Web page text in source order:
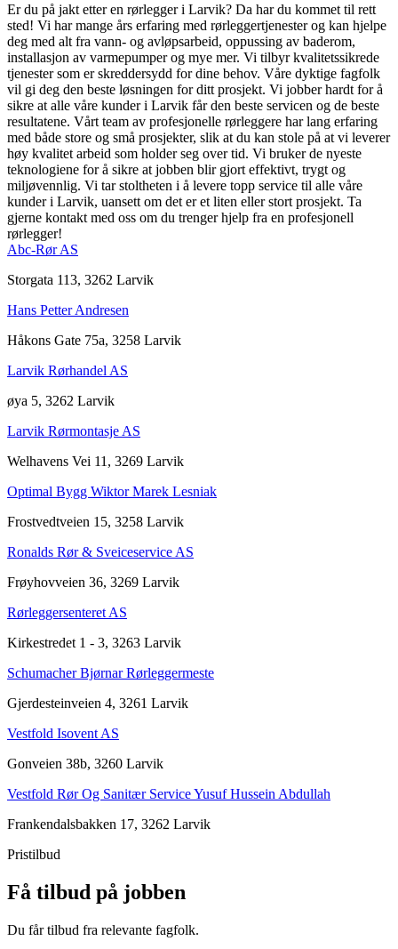
Er du på jakt etter en rørlegger i Larvik? Da har du kommet til rett
sted! Vi har mange års erfaring med rørleggertjenester og kan hjelpe
deg med alt fra vann- og avløpsarbeid, oppussing av baderom,
installasjon av varmepumper og mye mer. Vi tilbyr kvalitetssikrede
tjenester som er skreddersydd for dine behov. Våre dyktige fagfolk
vil gi deg den beste løsningen for ditt prosjekt. Vi jobber hardt for å
sikre at alle våre kunder i Larvik får den beste servicen og de beste
resultatene. Vårt team av profesjonelle rørleggere har lang erfaring
med både store og små prosjekter, slik at du kan stole på at vi leverer
høy kvalitet arbeid som holder seg over tid. Vi bruker de nyeste
teknologiene for å sikre at jobben blir gjort effektivt, trygt og
miljøvennlig. Vi tar stoltheten i å levere topp service til alle våre
kunder i Larvik, uansett om det er et liten eller stort prosjekt. Ta
gjerne kontakt med oss om du trenger hjelp fra en profesjonell
rørlegger!
Abc-Rør AS
Storgata 113, 3262 Larvik
Hans Petter Andresen
Håkons Gate 75a, 3258 Larvik
Larvik Rørhandel AS
øya 5, 3262 Larvik
Larvik Rørmontasje AS
Welhavens Vei 11, 3269 Larvik
Optimal Bygg Wiktor Marek Lesniak
Frostvedtveien 15, 3258 Larvik
Ronalds Rør & Sveiceservice AS
Frøyhovveien 36, 3269 Larvik
Rørleggersenteret AS
Kirkestredet 1 - 3, 3263 Larvik
Schumacher Bjørnar Rørleggermeste
Gjerdesteinveien 4, 3261 Larvik
Vestfold Isovent AS
Gonveien 38b, 3260 Larvik
Vestfold Rør Og Sanitær Service Yusuf Hussein Abdullah
Frankendalsbakken 17, 3262 Larvik
Pristilbud
Få tilbud på jobben
Du får tilbud fra relevante fagfolk.